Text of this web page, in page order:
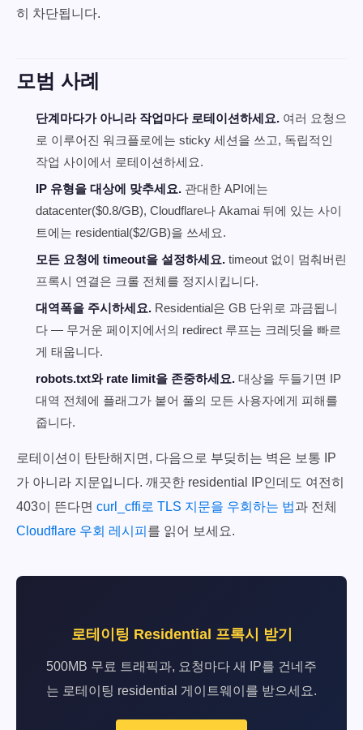
히 차단됩니다.
모범 사례
단계마다가 아니라 작업마다 로테이션하세요. 여러 요청으
로 이루어진 워크플로에는 sticky 세션을 쓰고, 독립적인
작업 사이에서 로테이션하세요.
IP 유형을 대상에 맞추세요. 관대한 API에는
datacenter($0.8/GB), Cloudflare나 Akamai 뒤에 있는 사이
트에는 residential($2/GB)을 쓰세요.
모든 요청에 timeout을 설정하세요. timeout 없이 멈춰버린
프록시 연결은 크롤 전체를 정지시킵니다.
대역폭을 주시하세요. Residential은 GB 단위로 과금됩니
다 — 무거운 페이지에서의 redirect 루프는 크레딧을 빠르
게 태웁니다.
robots.txt와 rate limit을 존중하세요. 대상을 두들기면 IP
대역 전체에 플래그가 붙어 풀의 모든 사용자에게 피해를
줍니다.
로테이션이 탄탄해지면, 다음으로 부딪히는 벽은 보통 IP
가 아니라 지문입니다. 깨끗한 residential IP인데도 여전히
403이 뜬다면 curl_cffi로 TLS 지문을 우회하는 법과 전체
Cloudflare 우회 레시피 를 읽어 보세요.
로테이팅 Residential 프록시 받기
500MB 무료 트래픽과, 요청마다 새 IP를 건네주
는 로테이팅 residential 게이트웨이를 받으세요.